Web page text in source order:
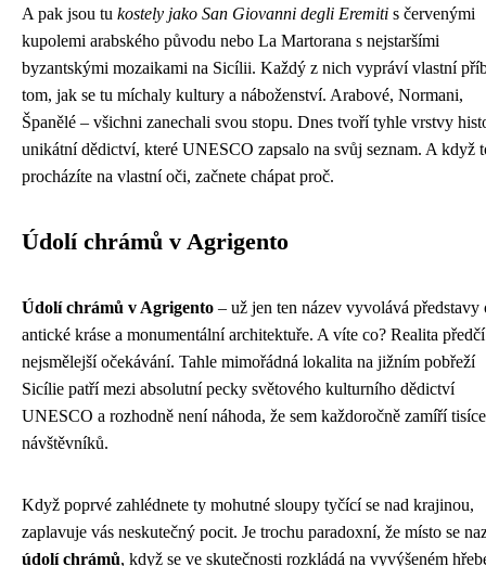
A pak jsou tu kostely jako San Giovanni degli Eremiti s červenými
kupolemi arabského původu nebo La Martorana s nejstaršími
byzantskými mozaikami na Sicílii. Každý z nich vypráví vlastní
tom, jak se tu míchaly kultury a náboženství. Arabové, Normani,
Španělé – všichni zanechali svou stopu. Dnes tvoří tyhle vrstvy
unikátní dědictví, které UNESCO zapsalo na svůj seznam. A když
procházíte na vlastní oči, začnete chápat proč.
Údolí chrámů v Agrigento
Údolí chrámů v Agrigento – už jen ten název vyvolává představy
antické kráse a monumentální architektuře. A víte co? Realita
nejsmělejší očekávání. Tahle mimořádná lokalita na jižním pobřeží
Sicílie patří mezi absolutní pecky světového kulturního dědictví
UNESCO a rozhodně není náhoda, že sem každoročně zamíří tisíce
návštěvníků.
Když poprvé zahlédnete ty mohutné sloupy tyčící se nad krajinou,
zaplavuje vás neskutečný pocit. Je trochu paradoxní, že místo se
údolí chrámů, když se ve skutečnosti rozkládá na vyvýšeném